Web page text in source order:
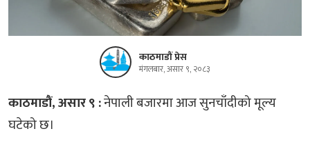
काठमाडौं प्रेस
मंगलबार, असार ९, २०८३
काठमाडौं, असार ९ :नेपाली बजारमा आज सुनचाँदीको मूल्य
घटेको छ।